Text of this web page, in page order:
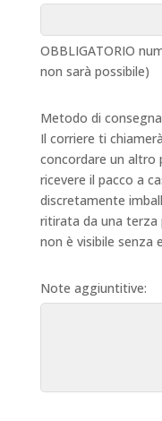
OBBLIGATORIO
non sarà possibile)
Metodo di
Il corriere ti
concordare un altro
ricevere il pacco a
discretamente
ritirata da una
non è visibile senza
Note aggiuntitive: